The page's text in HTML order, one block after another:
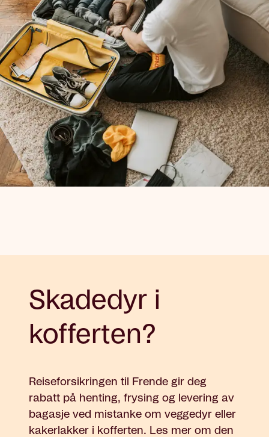
Skadedyr i
kofferten?
Reiseforsikringen til Frende gir deg
rabatt på henting, frysing og levering av
bagasje ved mistanke om veggedyr eller
kakerlakker i kofferten. Les mer om den